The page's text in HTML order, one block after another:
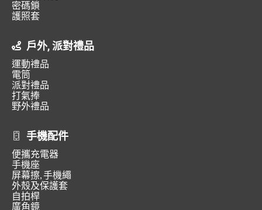
密碼鎖
護照套
戶外, 派對禮品
運動禮品
電筒
派對禮品
打氣捧
野外禮品
手機配件
便攜充電器
手機座
屏幕擦, 手機繩
外殼及保護套
自拍桿
廣角鏡